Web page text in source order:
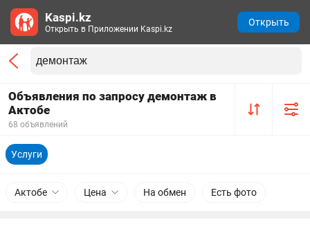
Объявления по запросу демонтаж в
Актобе
68 объявлений
Услуги
Актобе Цена На обмен Есть фото
Kaspi.kz
Открыть в Приложении Kaspi.kz
Открыть